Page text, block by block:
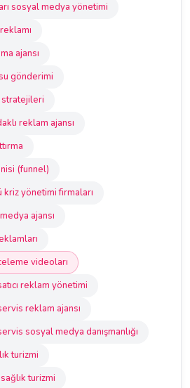
sosyal medya yönetimi
ajansı
gönderimi
reklam ajansı
(funnel)
yönetimi firmaları
ajansı
videoları
reklam yönetimi
reklam ajansı
sosyal medya danışmanlığı
turizmi
turizmi